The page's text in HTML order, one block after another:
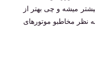
میشه و چی بهتر از
نظر مخاطبو موتورهای